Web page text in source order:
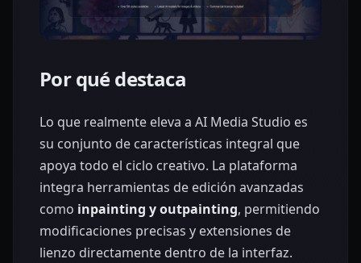
Por qué destaca
Lo que realmente eleva a AI Media Studio es
su conjunto de características integral que
apoya todo el ciclo creativo. La plataforma
integra herramientas de edición avanzadas
como inpainting y outpainting, permitiendo
modificaciones precisas y extensiones de
lienzo directamente dentro de la interfaz.